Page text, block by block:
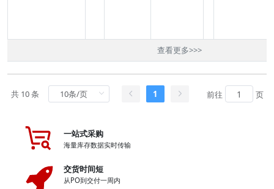
查看更多>>>
共 10 条 1 前往 页
一站式采购
海量库存数据实时传输
交货时间短
从PO到交付一周内